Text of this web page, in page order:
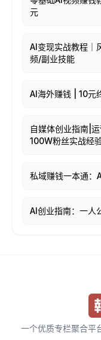
元
AI变现实战教程｜
频/副业技能
AI海外赚钱 | 10元
自媒体创业指南|
100W粉丝实战经
私域赚钱一本通：
AI创业指南：一人
一个优质专栏聚合平